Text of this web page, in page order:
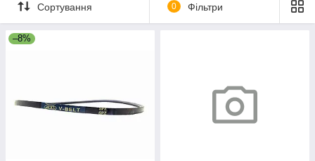
Сортування 0 Фільтри
–8%